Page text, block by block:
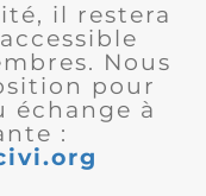
il restera
Nous
pour
à
: